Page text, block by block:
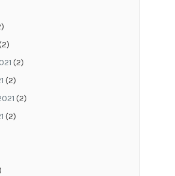
(2)
(2)
(2)
(2)